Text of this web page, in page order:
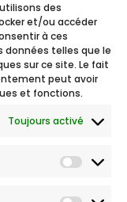
des
et/ou accéder
à ces
telles que le
sur ce site. Le fait
peut avoir
et fonctions.
Toujours activé